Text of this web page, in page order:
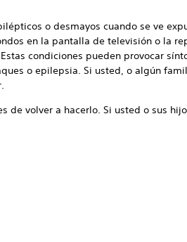
o desmayos cuando se ve
en la pantalla de televisión o la
condiciones pueden provocar
o epilepsia. Si usted, o algún
de volver a hacerlo. Si usted o sus